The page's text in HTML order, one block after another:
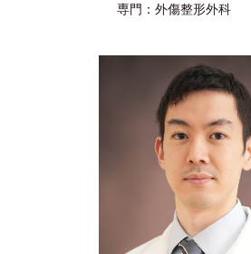
専門： 外傷整形外科